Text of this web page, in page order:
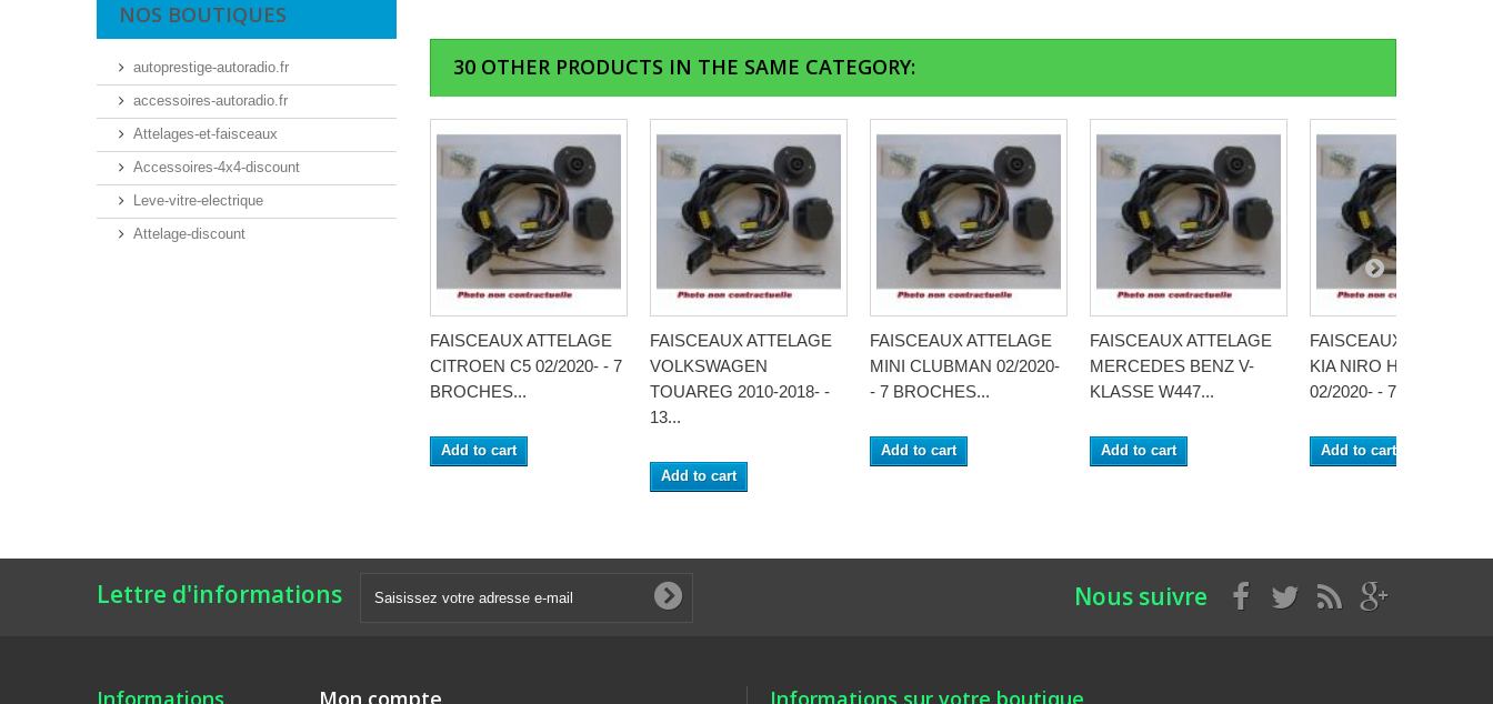
NOS BOUTIQUES
autoprestige-autoradio.fr
accessoires-autoradio.fr
Attelages-et-faisceaux
Accessoires-4x4-discount
Leve-vitre-electrique
Attelage-discount
30 OTHER PRODUCTS IN THE SAME CATEGORY:
FAISCEAUX ATTELAGE
CITROEN C5 02/2020- - 7
BROCHES...
Add to cart
FAISCEAUX ATTELAGE
VOLKSWAGEN
TOUAREG 2010-2018- -
13...
Add to cart
FAISCEAUX ATTELAGE
MINI CLUBMAN 02/2020-
- 7 BROCHES...
Add to cart
FAISCEAUX ATTELAGE
MERCEDES BENZ V-
KLASSE W447...
Add to cart
FAISCEAUX ATTELAGE
KIA NIRO HYBRID
02/2020- - 7
Add to cart
Lettre d'informations Nous suivre
Informations Mon compte Informations sur votre boutique